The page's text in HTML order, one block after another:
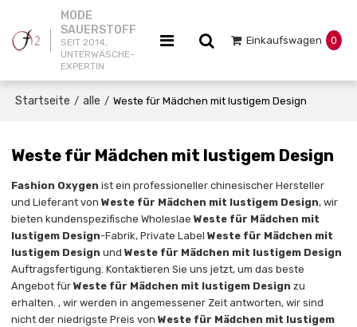
MODE
SAUERSTOFF
SEIT 2014,
UNTERWÄSCHE-
EXPERTIN
Einkaufswagen 0
Startseite / alle / Weste für Mädchen mit lustigem Design
Weste für Mädchen mit lustigem Design
Fashion Oxygen ist ein professioneller chinesischer Hersteller
und Lieferant vonWeste für Mädchen mit lustigem Design, wir
bieten kundenspezifische WholeslaeWeste für Mädchen mit
lustigem Design-Fabrik, Private LabelWeste für Mädchen mit
lustigem Design undWeste für Mädchen mit lustigem Design
Auftragsfertigung. Kontaktieren Sie uns jetzt, um das beste
Angebot fürWeste für Mädchen mit lustigem Design zu
erhalten. , wir werden in angemessener Zeit antworten, wir sind
nicht der niedrigste Preis vonWeste für Mädchen mit lustigem